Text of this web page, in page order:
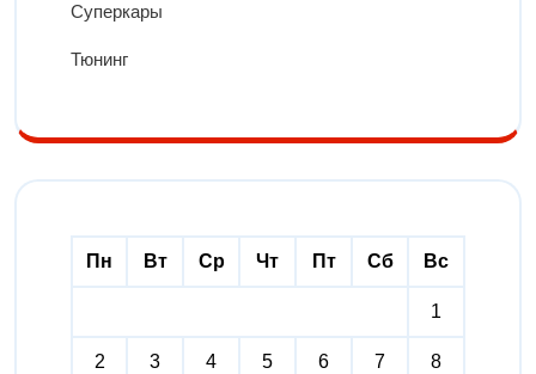
Суперкары
Тюнинг
Пн Вт Ср Чт Пт Сб Вс
1
2 3 4 5 6 7 8